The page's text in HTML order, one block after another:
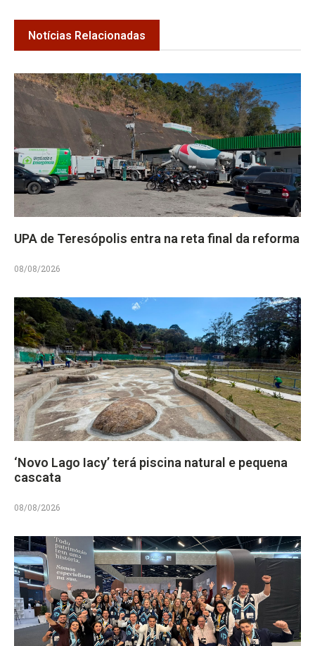
Notícias Relacionadas
UPA de Teresópolis entra na reta final da reforma
08/08/2026
‘Novo Lago Iacy’ terá piscina natural e pequena
cascata
08/08/2026